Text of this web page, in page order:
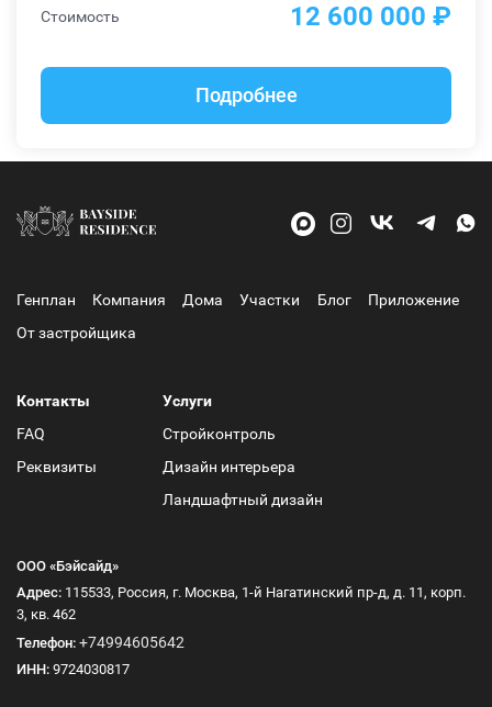
Стоимость 12 600 000 ₽
Подробнее
Генплан Компания Дома Участки Блог
Приложение
От застройщика
Услуги
Стройконтроль
Дизайн интерьера
Ландшафтный дизайн
Контакты
FAQ
Реквизиты
ООО «Бэйсайд»
Адрес: 115533, Россия, г. Москва, 1-й Нагатинский пр-д, д. 11, корп.
3, кв. 462
Телефон: +74994605642
ИНН: 9724030817